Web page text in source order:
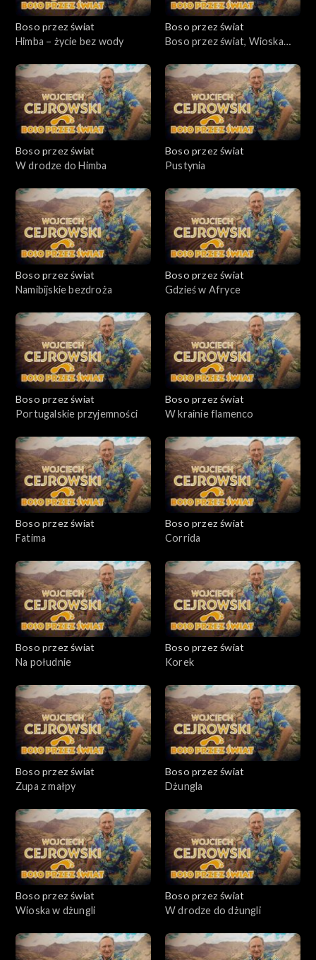
Boso przez świat
Himba – życie bez wody
Boso przez świat
Boso przez świat, Wioska
Boso przez świat
W drodze do Himba
Boso przez świat
Pustynia
Boso przez świat
Namibijskie bezdroża
Boso przez świat
Gdzieś w Afryce
Boso przez świat
Portugalskie przyjemności
Boso przez świat
W krainie flamenco
Boso przez świat
Fatima
Boso przez świat
Corrida
Boso przez świat
Na południe
Boso przez świat
Korek
Boso przez świat
Zupa z małpy
Boso przez świat
Dżungla
Boso przez świat
Wioska w dżungli
Boso przez świat
W drodze do dżungli